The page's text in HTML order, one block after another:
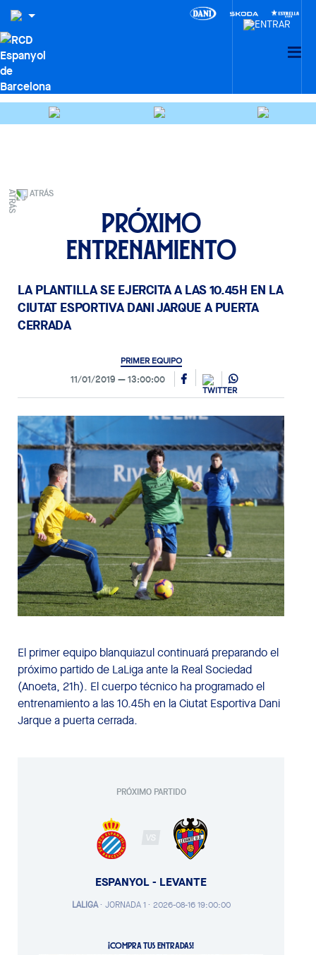
ATRÁS
Próximo
entrenamiento
LA PLANTILLA SE EJERCITA A LAS 10.45H EN LA
CIUTAT ESPORTIVA DANI JARQUE A PUERTA
CERRADA
PRIMER EQUIPO
11/01/2019 13:00:00
El primer equipo blanquiazul continuará preparando el
próximo partido de LaLiga ante la Real Sociedad
(Anoeta, 21h). El cuerpo técnico ha programado el
entrenamiento a las 10.45h en la Ciutat Esportiva Dani
Jarque a puerta cerrada.
PRÓXIMO PARTIDO
VS
ESPANYOL - LEVANTE
LALIGA· JORNADA 1 · 2026-08-16 19:00:00
¡COMPRA TUS ENTRADAS!